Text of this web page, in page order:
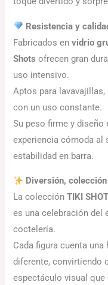
Resistencia y
Fabricados envidrio
Shots ofrecen gran
uso intensivo.
Aptos para
con un uso constante.
Su peso firme y diseño
experiencia cómoda al
estabilidad en barra.
Diversión,
La colecciónTIKI
es una celebración del
coctelería.
Cada figura cuenta
diferente, convirtiendo
espectáculo visual